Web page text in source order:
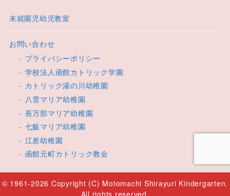
未就園児幼児教室
お問い合わせ
プライバシーポリシー
学校法人函館カトリック学園
カトリック湯の川幼稚園
八雲マリア幼稚園
長万部マリア幼稚園
七飯マリア幼稚園
江差幼稚園
函館元町カトリック教会
© 1961-2026 Copyright (C) Motomachi Shirayuri Kindergarten.